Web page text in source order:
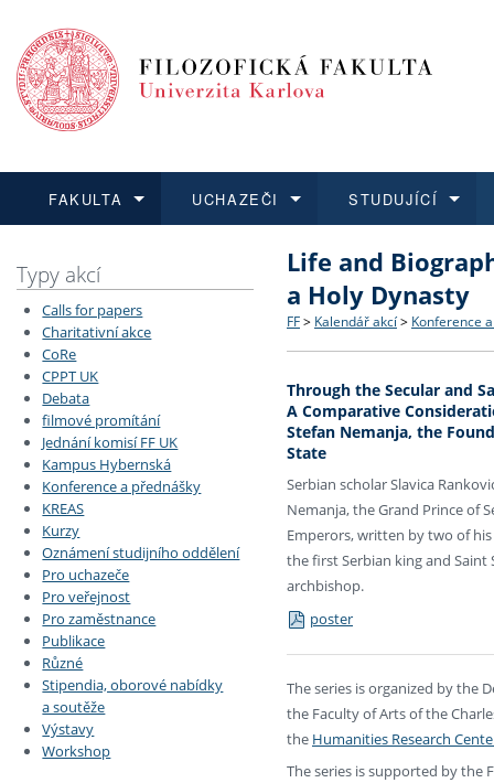
FAKULTA
Dozvědět se více
Struktura a historie
Strategie a další
Podpora a benefity pro
Absolventi fakulty
Fakultní školy FF UK
UCHAZEČI
Podat přihlášku
Co studovat a jak se
Učitelské studijní
Informace k průběhu
STUDUJÍCÍ
Dozvědět se více
Bakalářské a magisterské
Doktorské studium
Rigorózní řízení
Dozvědět se více
O vědě a výzkumu na FF
Akademické kvalifikace
Granty a projekty
Dozvědět se více
Aktuální nabídky a
Vyjíždějící studenti
Přijíždějící studenti
Vyjíždějící zaměstnanci
Typy akcí
Calls for papers
Charitativní akce
CoRe
CPPT UK
Debata
filmové promítání
Jednání komisí FF UK
Kampus Hybernská
Konference a přednášky
KREAS
Kurzy
Oznámení studijního oddělení
Pro uchazeče
Pro veřejnost
Pro zaměstnance
Publikace
Různé
Stipendia, oborové nabídky
a soutěže
Výstavy
Workshop
Life and
a Holy Dynasty
FF > Kalendář akcí > Konference
Through the Secular and
A Comparative
Stefan Nemanja, the
State
Serbian scholar Slavica
Nemanja, the Grand Prince of
Emperors, written by two of
the first Serbian king and Saint
archbishop.
poster
The series is organized by the
the Faculty of Arts of the
the Humanities Research
The series is supported by the